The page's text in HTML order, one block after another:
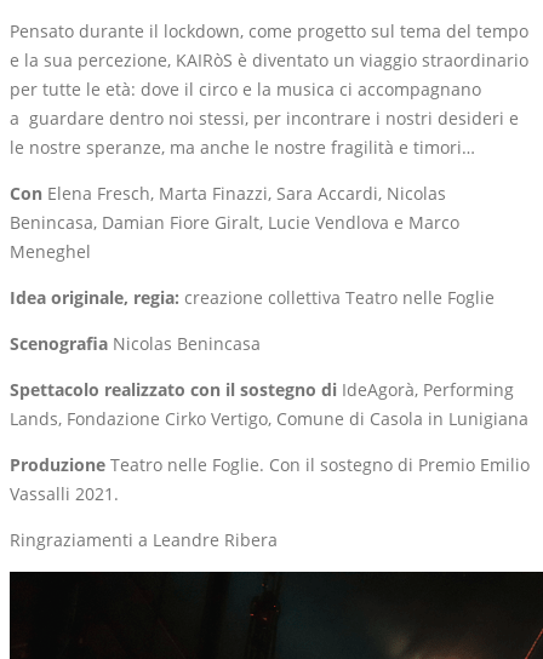
Pensato durante il lockdown, come progetto sul tema del tempo
e la sua percezione, KAIRòS è diventato un viaggio straordinario
per tutte le età: dove il circo e la musica ci accompagnano
a guardare dentro noi stessi, per incontrare i nostri desideri e
le nostre speranze, ma anche le nostre fragilità e timori…
Con Elena Fresch, Marta Finazzi, Sara Accardi, Nicolas
Benincasa, Damian Fiore Giralt, Lucie Vendlova e Marco
Meneghel
Idea originale, regia: creazione collettiva Teatro nelle Foglie
Scenografia Nicolas Benincasa
Spettacolo realizzato con il sostegno di IdeAgorà, Performing
Lands, Fondazione Cirko Vertigo, Comune di Casola in Lunigiana
Produzione Teatro nelle Foglie. Con il sostegno di Premio Emilio
Vassalli 2021.
Ringraziamenti a Leandre Ribera